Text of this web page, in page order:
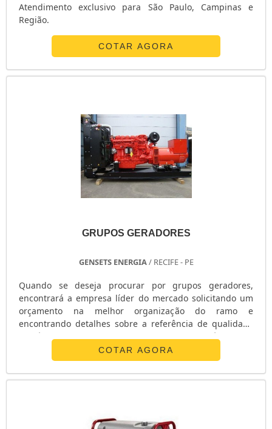
Atendimento exclusivo para São Paulo, Campinas e
Região.
COTAR AGORA
GRUPOS GERADORES
GENSETS ENERGIA/ RECIFE - PE
Quando se deseja procurar por grupos geradores,
encontrará a empresa líder do mercado solicitando um
orçamento na melhor organização do ramo e
encontrando detalhes sobre a referência de qualidade
da área de atuação. Quando o quesito é grupos
geradores, com os melhores profissionais da Gensets
poderá encontrar eficiência com pagamento
acessível.MAIS DETALHES INTERESSANTES SOBRE OS
estrutura com: Oficina equipada com ferramentas
COTAR AGORA